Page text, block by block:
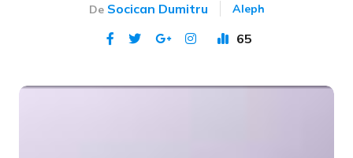
De Socican Dumitru Aleph
65